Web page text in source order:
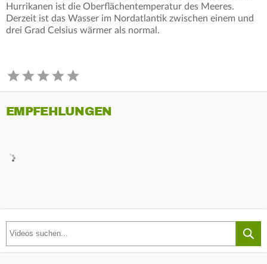
Hurrikanen ist die Oberflächentemperatur des Meeres.
Derzeit ist das Wasser im Nordatlantik zwischen einem und
drei Grad Celsius wärmer als normal.
EMPFEHLUNGEN